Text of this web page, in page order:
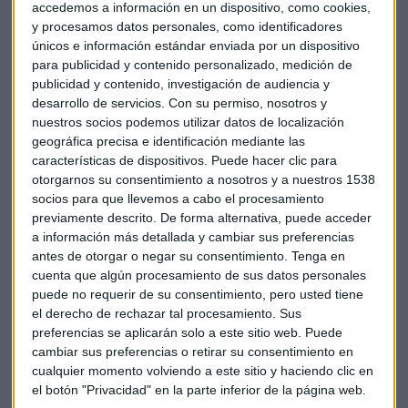
accedemos a información en un dispositivo, como cookies,
y procesamos datos personales, como identificadores
únicos e información estándar enviada por un dispositivo
para publicidad y contenido personalizado, medición de
publicidad y contenido, investigación de audiencia y
desarrollo de servicios. Con su permiso, nosotros y
nuestros socios podemos utilizar datos de localización
geográfica precisa e identificación mediante las
características de dispositivos. Puede hacer clic para
otorgarnos su consentimiento a nosotros y a nuestros 1538
socios para que llevemos a cabo el procesamiento
previamente descrito. De forma alternativa, puede acceder
a información más detallada y cambiar sus preferencias
antes de otorgar o negar su consentimiento. Tenga en
cuenta que algún procesamiento de sus datos personales
puede no requerir de su consentimiento, pero usted tiene
el derecho de rechazar tal procesamiento. Sus
preferencias se aplicarán solo a este sitio web. Puede
cambiar sus preferencias o retirar su consentimiento en
cualquier momento volviendo a este sitio y haciendo clic en
el botón "Privacidad" en la parte inferior de la página web.
mayor proveedor de estos servicios, tras Amazon Web
Services. Esta tecnología en la nube, la red social LinkedIn y
su servicio Office 365 han sido los catalizadores de estos
buenos resultados.
Satya Nadella, consejero delegado del gigante informático,
destaca en un comunicado que el año increíble que lleva
Microsoft es resultado "del enfoque incesante de nuestros
equipos en el éxito del cliente y la confianza que están
poniendo los clientes en Microsoft".
Los ingresos anuales de la empresa de Bill Gateshan
crecido un 14% y se situaron en 110.360 millones de
dólares. La ganancia neta en el último año también
aumentó a 8.870 millones de dólares, o 1,14 dólares por
acción, desde los 8.070 millones de dólares o 1,03 dólares
por acción de un año antes.